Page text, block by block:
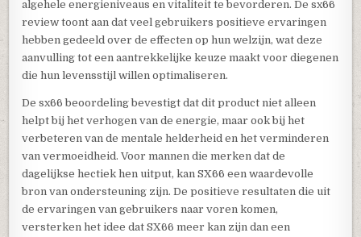
algehele energieniveaus en vitaliteit te bevorderen. De sx66
review toont aan dat veel gebruikers positieve ervaringen
hebben gedeeld over de effecten op hun welzijn, wat deze
aanvulling tot een aantrekkelijke keuze maakt voor diegenen
die hun levensstijl willen optimaliseren.
De sx66 beoordeling bevestigt dat dit product niet alleen
helpt bij het verhogen van de energie, maar ook bij het
verbeteren van de mentale helderheid en het verminderen
van vermoeidheid. Voor mannen die merken dat de
dagelijkse hectiek hen uitput, kan SX66 een waardevolle
bron van ondersteuning zijn. De positieve resultaten die uit
de ervaringen van gebruikers naar voren komen,
versterken het idee dat SX66 meer kan zijn dan een